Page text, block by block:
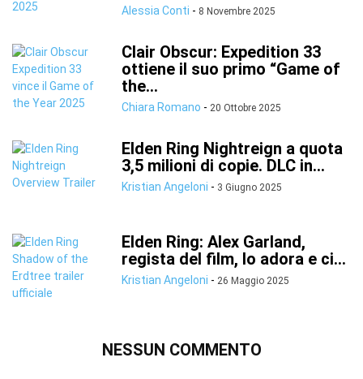
Alessia Conti - 8 Novembre 2025
Clair Obscur: Expedition 33
ottiene il suo primo “Game of
the...
Chiara Romano - 20 Ottobre 2025
Elden Ring Nightreign a quota
3,5 milioni di copie. DLC in...
Kristian Angeloni - 3 Giugno 2025
Elden Ring: Alex Garland,
regista del film, lo adora e ci...
Kristian Angeloni - 26 Maggio 2025
NESSUN COMMENTO